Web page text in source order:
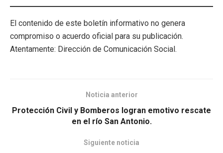
El contenido de este boletín informativo no genera
compromiso o acuerdo oficial para su publicación.
Atentamente: Dirección de Comunicación Social.
Noticia anterior
Protección Civil y Bomberos logran emotivo rescate
en el río San Antonio.
Siguiente noticia